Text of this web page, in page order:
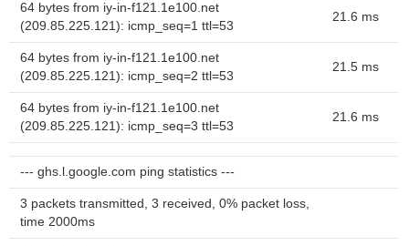
64 bytes from iy-in-f121.1e100.net
(209.85.225.121): icmp_seq=1 ttl=53
21.6 ms
64 bytes from iy-in-f121.1e100.net
(209.85.225.121): icmp_seq=2 ttl=53
21.5 ms
64 bytes from iy-in-f121.1e100.net
(209.85.225.121): icmp_seq=3 ttl=53
21.6 ms
--- ghs.l.google.com ping statistics ---
3 packets transmitted, 3 received, 0% packet loss,
time 2000ms